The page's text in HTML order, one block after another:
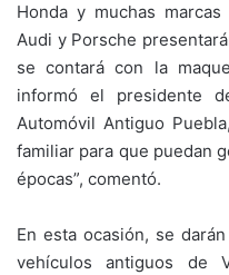
Honda y muchas
Audi y Porsche
se contará con la
informó el presidente
Automóvil Antiguo
familiar para que puedan
épocas”, comentó.
En esta ocasión, se
vehículos antiguos de